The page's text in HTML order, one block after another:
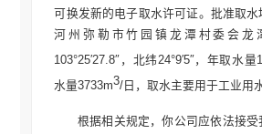
可换发新的电子取水许可证。批准取
河州弥勒市竹园镇龙潭村委会龙
103°25′27.8″，北纬24°9′5″，年取水
水量3733m3/日，取水主要用于工业用
根据相关规定，你公司应依法接